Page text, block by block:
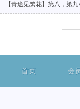
【青途见繁花】第八，第九
首页 会